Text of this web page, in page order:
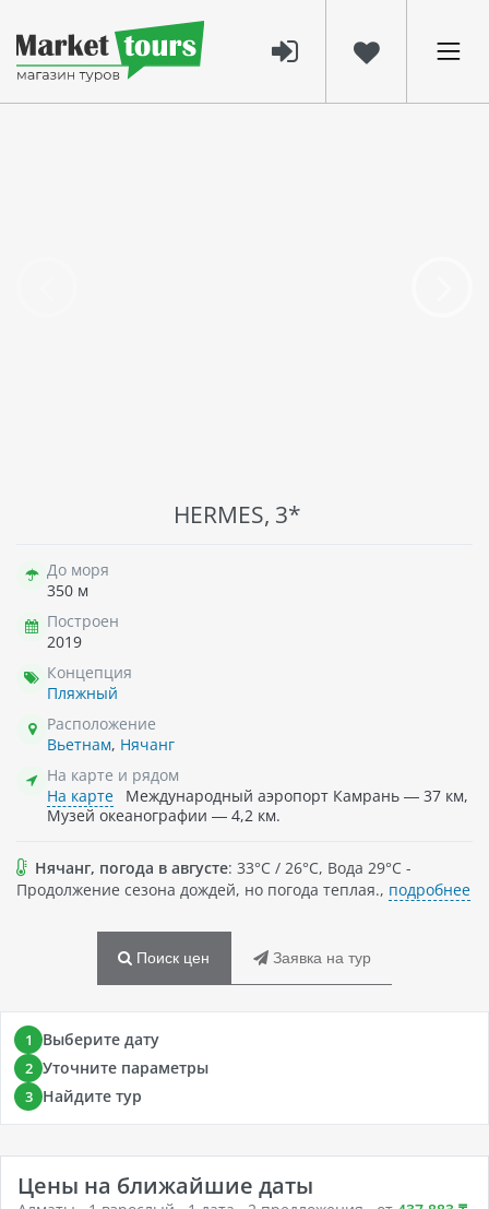
HERMES, 3*
До моря
350 м
Построен
2019
Концепция
Пляжный
Расположение
Вьетнам, Нячанг
На карте и рядом
На карте
Международный аэропорт Камрань — 37 км,
Музей океанографии — 4,2 км.
Нячанг, погода в августе: 33°C / 26°C, Вода 29°C -
Продолжение сезона дождей, но погода теплая., подробнее
Поиск цен Заявка на тур
1 Выберите дату
2 Уточните параметры
3 Найдите тур
Цены на ближайшие даты